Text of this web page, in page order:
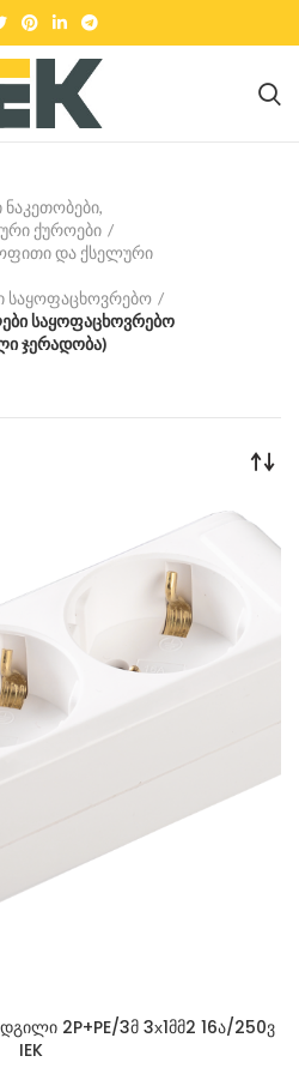
ქუროები
და ქსელური
საყოფაცხოვრებო
საყოფაცხოვრებო
ჯერადობა)
2P+PE/3მ 3х1მმ2 16ა/250ვ
IEK